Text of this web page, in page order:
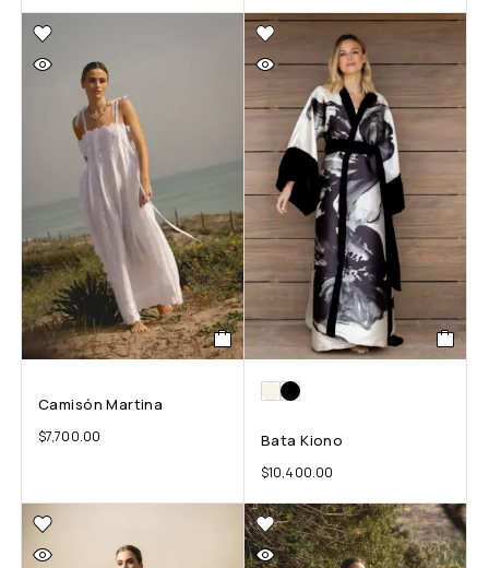
Camisón Martina
$7,700.00 Bata Kiono
$10,400.00